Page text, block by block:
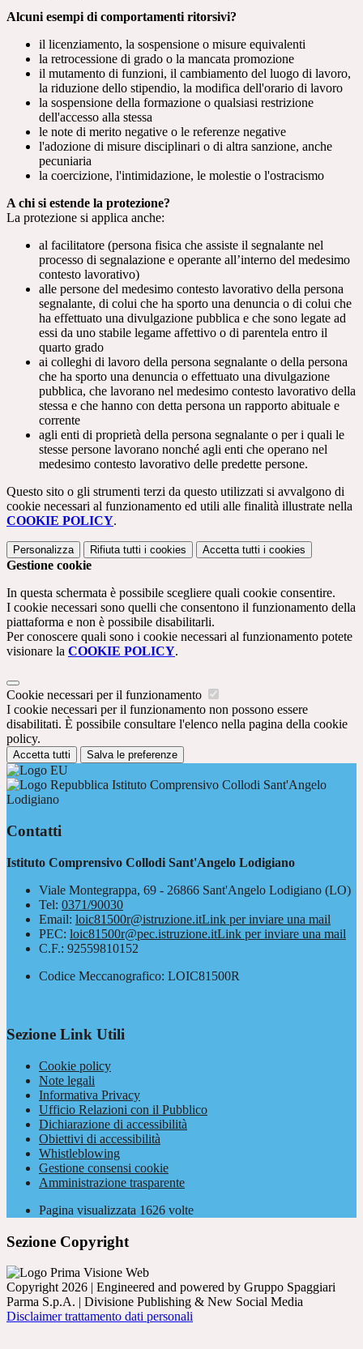
Alcuni esempi di comportamenti ritorsivi?
il licenziamento, la sospensione o misure equivalenti
la retrocessione di grado o la mancata promozione
il mutamento di funzioni, il cambiamento del luogo di lavoro,
la riduzione dello stipendio, la modifica dell'orario di lavoro
la sospensione della formazione o qualsiasi restrizione
dell'accesso alla stessa
le note di merito negative o le referenze negative
l'adozione di misure disciplinari o di altra sanzione, anche
pecuniaria
la coercizione, l'intimidazione, le molestie o l'ostracismo
A chi si estende la protezione?
La protezione si applica anche:
al facilitatore (persona fisica che assiste il segnalante nel
processo di segnalazione e operante all’interno del medesimo
contesto lavorativo)
alle persone del medesimo contesto lavorativo della persona
segnalante, di colui che ha sporto una denuncia o di colui che
ha effettuato una divulgazione pubblica e che sono legate ad
essi da uno stabile legame affettivo o di parentela entro il
quarto grado
ai colleghi di lavoro della persona segnalante o della persona
che ha sporto una denuncia o effettuato una divulgazione
pubblica, che lavorano nel medesimo contesto lavorativo della
stessa e che hanno con detta persona un rapporto abituale e
corrente
agli enti di proprietà della persona segnalante o per i quali le
stesse persone lavorano nonché agli enti che operano nel
medesimo contesto lavorativo delle predette persone.
Questo sito o gli strumenti terzi da questo utilizzati si avvalgono di
cookie necessari al funzionamento ed utili alle finalità illustrate nella
COOKIE POLICY.
Personalizza Rifiuta tutti i cookies Accetta tutti i cookies
Gestione cookie
In questa schermata è possibile scegliere quali cookie consentire.
I cookie necessari sono quelli che consentono il funzionamento della
piattaforma e non è possibile disabilitarli.
Per conoscere quali sono i cookie necessari al funzionamento potete
visionare la COOKIE POLICY.
Cookie necessari per il funzionamento
I cookie necessari per il funzionamento non possono essere
disabilitati. È possibile consultare l'elenco nella pagina della cookie
policy.
Accetta tutti Salva le preferenze
Istituto Comprensivo Collodi Sant'Angelo
Lodigiano
Contatti
Istituto Comprensivo Collodi Sant'Angelo Lodigiano
Viale Montegrappa, 69 - 26866 Sant'Angelo Lodigiano (LO)
Tel: 0371/90030
Email: loic81500r@istruzione.itLink per inviare una mail
PEC: loic81500r@pec.istruzione.itLink per inviare una mail
C.F.: 92559810152
Codice Meccanografico: LOIC81500R
Sezione Link Utili
Cookie policy
Note legali
Informativa Privacy
Ufficio Relazioni con il Pubblico
Dichiarazione di accessibilità
Obiettivi di accessibilità
Whistleblowing
Gestione consensi cookie
Amministrazione trasparente
Pagina visualizzata 1626 volte
Sezione Copyright
Copyright 2026 | Engineered and powered by Gruppo Spaggiari
Parma S.p.A. | Divisione Publishing & New Social Media
Disclaimer trattamento dati personali